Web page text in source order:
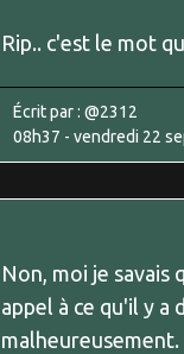
Rip.. c'est le mot
Écrit par : @2312
08h37 - vendredi 22
Non, moi je savais
appel à ce qu'il y a